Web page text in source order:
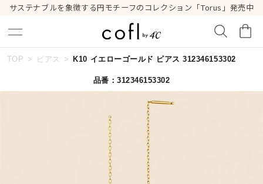
サステナブルを象徴する円モチーフのコレクション「Torus」発売中
キーワードで検索する
#ハーフエタニティリング
#ダイヤモンド ネックレス #eギフト
TOP ピアス K10 イエローゴールド ピアス 312346153302
品番：312346153302